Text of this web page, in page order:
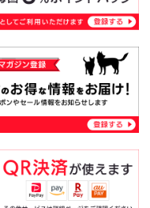
シーツ
ゃ
ハーネス・リード
・ハウス・マット
給水器
交換パーツ
遊ぶ
交換について